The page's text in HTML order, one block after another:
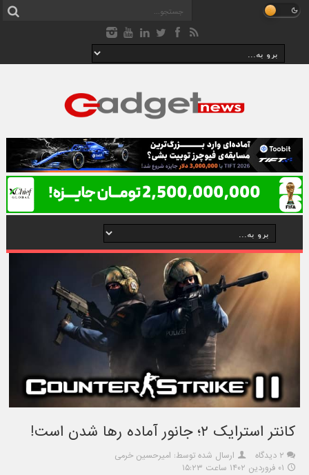
کانتر استرایک ۲؛ جانور آماده رها شدن است!
۲ دیدگاه
ارسال شده توسط: امیرحسین خرمی
۰۱ فروردین ۱۴۰۲ ساعت ۱۵:۲۳